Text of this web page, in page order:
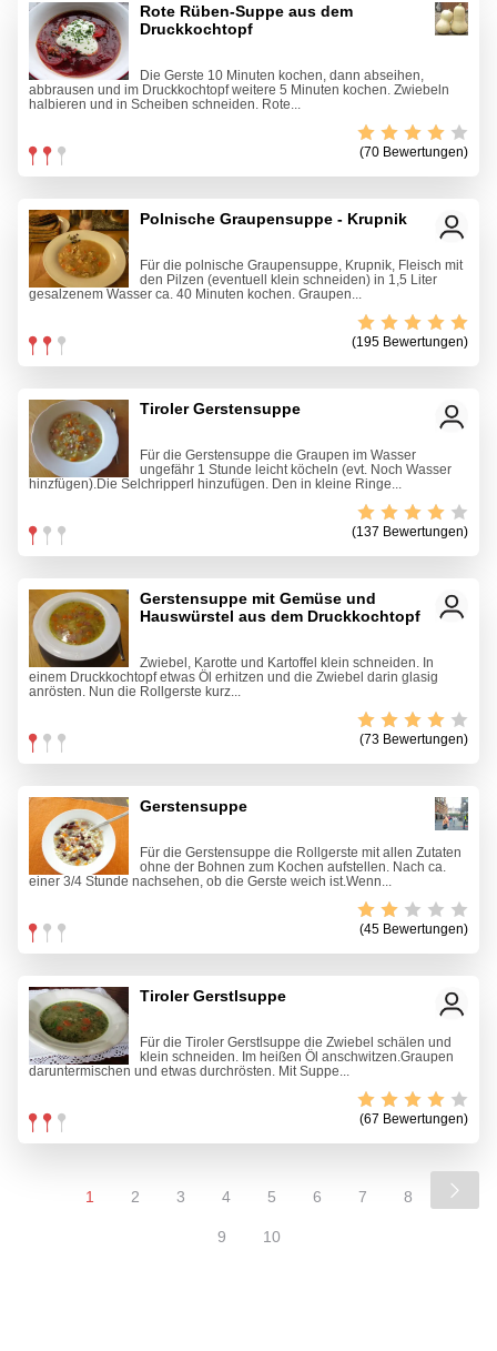
Rote Rüben-Suppe aus dem
Druckkochtopf
Die Gerste 10 Minuten kochen, dann abseihen,
abbrausen und im Druckkochtopf weitere 5 Minuten kochen. Zwiebeln
halbieren und in Scheiben schneiden. Rote...
(70 Bewertungen)
Polnische Graupensuppe - Krupnik
Für die polnische Graupensuppe, Krupnik, Fleisch mit
den Pilzen (eventuell klein schneiden) in 1,5 Liter
gesalzenem Wasser ca. 40 Minuten kochen. Graupen...
(195 Bewertungen)
Tiroler Gerstensuppe
Für die Gerstensuppe die Graupen im Wasser
ungefähr 1 Stunde leicht köcheln (evt. Noch Wasser
hinzfügen).Die Selchripperl hinzufügen. Den in kleine Ringe...
(137 Bewertungen)
Gerstensuppe mit Gemüse und
Hauswürstel aus dem Druckkochtopf
Zwiebel, Karotte und Kartoffel klein schneiden. In
einem Druckkochtopf etwas Öl erhitzen und die Zwiebel darin glasig
anrösten. Nun die Rollgerste kurz...
(73 Bewertungen)
Gerstensuppe
Für die Gerstensuppe die Rollgerste mit allen Zutaten
ohne der Bohnen zum Kochen aufstellen. Nach ca.
einer 3/4 Stunde nachsehen, ob die Gerste weich ist.Wenn...
(45 Bewertungen)
Tiroler Gerstlsuppe
Für die Tiroler Gerstlsuppe die Zwiebel schälen und
klein schneiden. Im heißen Öl anschwitzen.Graupen
daruntermischen und etwas durchrösten. Mit Suppe...
(67 Bewertungen)
1 2 3 4 5 6 7 8
9 10